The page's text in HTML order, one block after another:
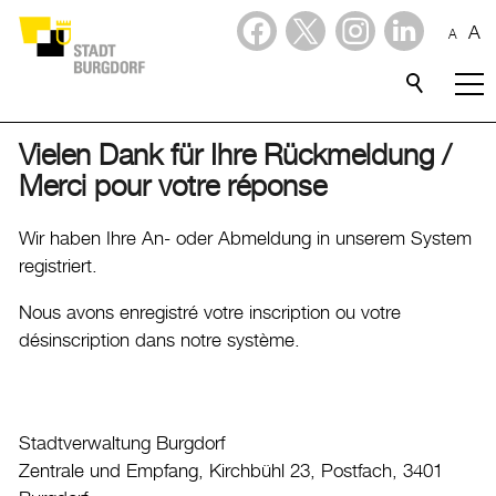
A A
Stadtporträt
Verwaltung & Politik
Wirtschaft
Aktuelles
Öffnungszeiten & Kontakt
Vielen Dank für Ihre Rückmeldung /
Merci pour votre réponse
Wir haben Ihre An- oder Abmeldung in unserem System
registriert.
Nous avons enregistré votre inscription ou votre
désinscription dans notre système.
Stadtverwaltung Burgdorf
Zentrale und Empfang, Kirchbühl 23, Postfach, 3401